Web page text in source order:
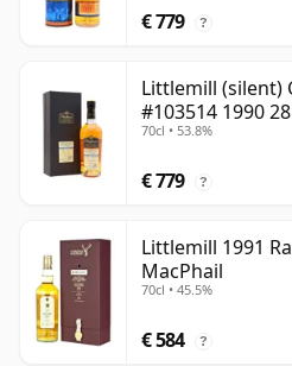
€ 779 ?
Littlemill (silent)
#103514 1990
70cl • 53.8%
€ 779 ?
Littlemill 1991
MacPhail
70cl • 45.5%
€ 584 ?